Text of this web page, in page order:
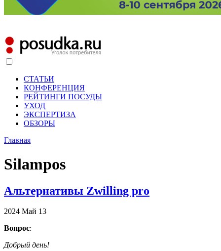
СТАТЬИ
КОНФЕРЕНЦИЯ
РЕЙТИНГИ ПОСУДЫ
УХОД
ЭКСПЕРТИЗА
ОБЗОРЫ
Главная
Silampos
Альтернативы Zwilling pro
2024 Май 13
Вопрос:
Добрый день!